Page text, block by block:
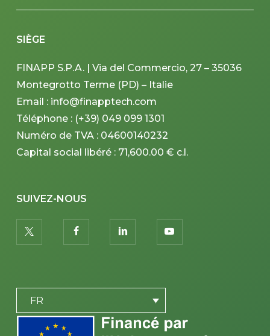
SIÈGE
FINAPP S.P.A. | Via del Commercio, 27 – 35036
Montegrotto Terme (PD) – Italie
Email : info@finapptech.com
Téléphone : (+39) 049 099 1301
Numéro de TVA : 04600140232
Capital social libéré : 71,600.00 € c.l.
SUIVEZ-NOUS
twitter facebooklinkedin youtube
FR